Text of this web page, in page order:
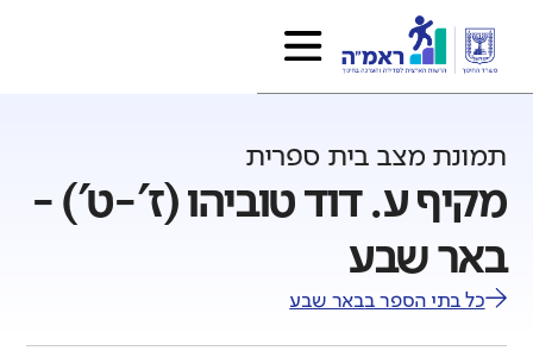
תמונת מצב בית ספרית
מקיף ע. דוד טוביהו (ז'-ט') -
באר שבע
כל בתי הספר בבאר שבע